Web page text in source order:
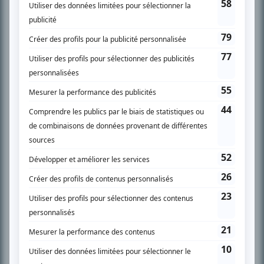
SUR LE RÉSEAU BIZZ MÉDIA
PLAN DU SITE
Accueil
Liste des oeuvres
Recherche avancée
À propos
Nous contacter
Termes et conditions
Politique de confidentialité
Gestion du consentement